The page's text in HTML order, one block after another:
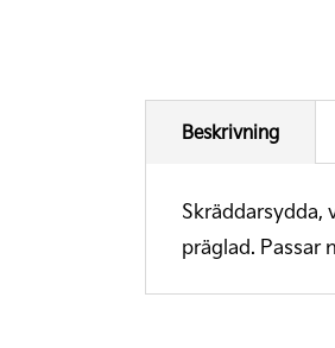
Beskrivning
Skräddarsydda,
präglad. Passar